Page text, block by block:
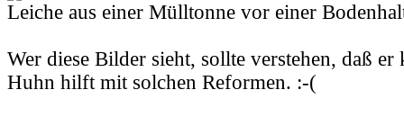
Leiche aus einer Mülltonne vor einer
Wer diese Bilder sieht, sollte verstehen, daß er
Huhn hilft mit solchen Reformen. :-(